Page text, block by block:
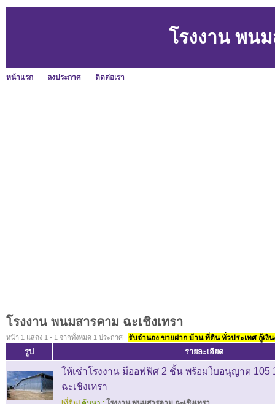
โรงงาน พน
หน้าแรก ลงประกาศ ติดต่อเรา
โรงงาน พนมสารคาม ฉะเชิงเทรา
หน้า 1 แสดง 1 - 1 จากทั้งหมด 1 ประกาศ รับจำนอง ขายฝาก บ้าน ที่ดิน ทั่วประเทศ กู้เงิ
รูป รายละเอียด
ให้เช่าโรงงาน มีออฟฟิศ 2 ชั้น พร้อมใบอนุญาต 105
ฉะเชิงเทรา